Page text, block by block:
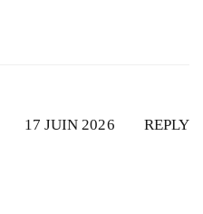
REPLY
17 JUIN 2026